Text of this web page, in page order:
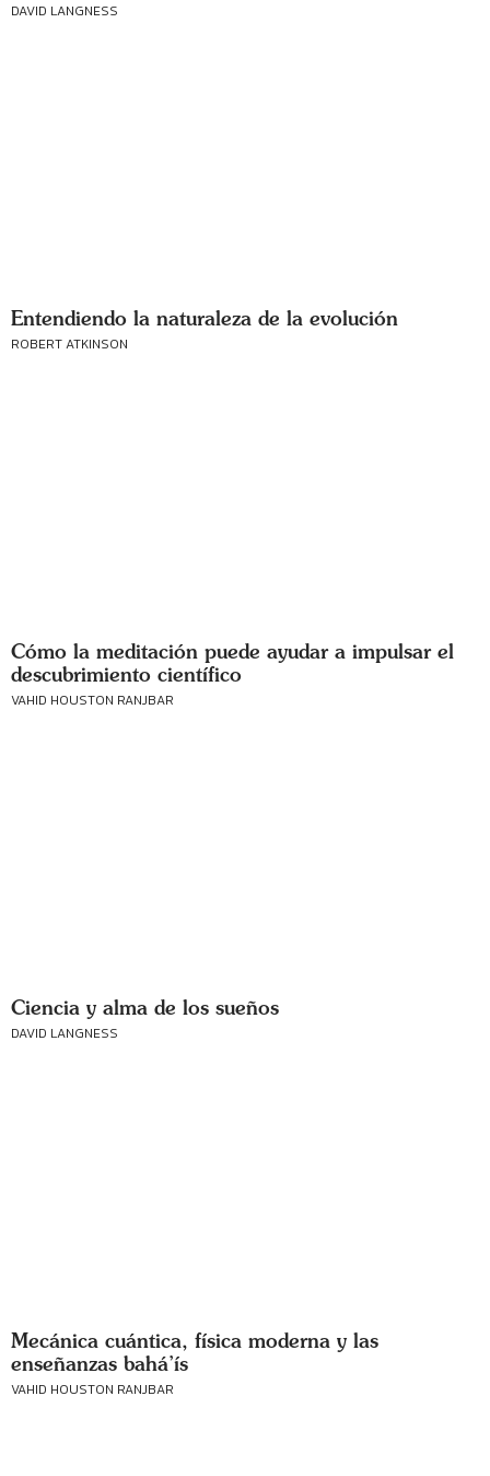
DAVID LANGNESS
Entendiendo la naturaleza de la evolución
ROBERT ATKINSON
Cómo la meditación puede ayudar a impulsar el
descubrimiento científico
VAHID HOUSTON RANJBAR
Ciencia y alma de los sueños
DAVID LANGNESS
Mecánica cuántica, física moderna y las
enseñanzas bahá’ís
VAHID HOUSTON RANJBAR